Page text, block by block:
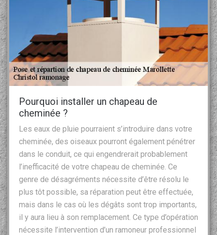
Pourquoi installer un chapeau de
cheminée ?
Les eaux de pluie pourraient s’introduire dans votre
cheminée, des oiseaux pourront également pénétrer
dans le conduit, ce qui engendrerait probablement
l’inefficacité de votre chapeau de cheminée. Ce
genre de désagréments nécessite d’être résolu le
plus tôt possible, sa réparation peut être effectuée,
mais dans le cas où les dégâts sont trop importants,
il y aura lieu à son remplacement. Ce type d’opération
nécessite l’intervention d’un ramoneur professionnel